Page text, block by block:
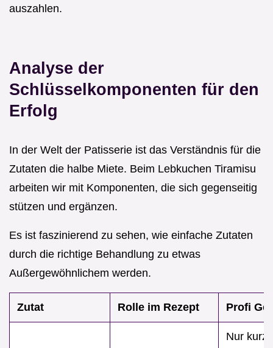
auszahlen.
Analyse der
Schlüsselkomponenten für den
Erfolg
In der Welt der Patisserie ist das Verständnis für die
Zutaten die halbe Miete. Beim Lebkuchen Tiramisu
arbeiten wir mit Komponenten, die sich gegenseitig
stützen und ergänzen.
Es ist faszinierend zu sehen, wie einfache Zutaten
durch die richtige Behandlung zu etwas
Außergewöhnlichem werden.
Zutat Rolle im Rezept Profi
Nur kurz